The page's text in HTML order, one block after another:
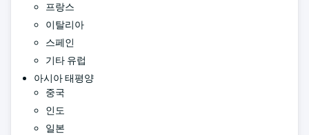
프랑스
이탈리아
스페인
기타 유럽
아시아 태평양
중국
인도
일본